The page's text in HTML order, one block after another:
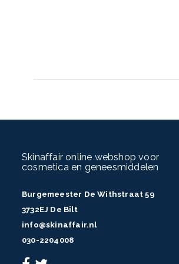
Hexyl Benzoate, Tapioca Starch, C12-15
Glyceryl Stearate, Lauroyl Lysine,
Skinaffair online webshop voor
cosmetica en geneesmiddelen
Burgemeester De Withstraat 59
3732EJ De Bilt
info@skinaffair.nl
030-2204008